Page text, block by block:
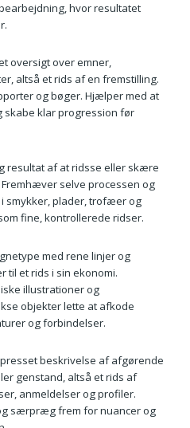
hvor resultatet
oversigt over emner,
altså et rids af en fremstilling.
og bøger. Hjælper med at
skabe klar progression før
resultat af at ridsse eller skære
selve processen og
smykker, plader, trofæer og
fine, kontrollerede ridser.
med rene linjer og
til et rids i sin ekonomi.
illustrationer og
objekter lette at afkode
og forbindelser.
beskrivelse af afgørende
genstand, altså et rids af
anmeldelser og profiler.
særpræg frem for nuancer og